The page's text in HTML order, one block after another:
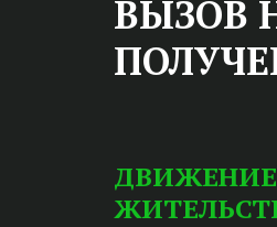
ВЫЗОВ